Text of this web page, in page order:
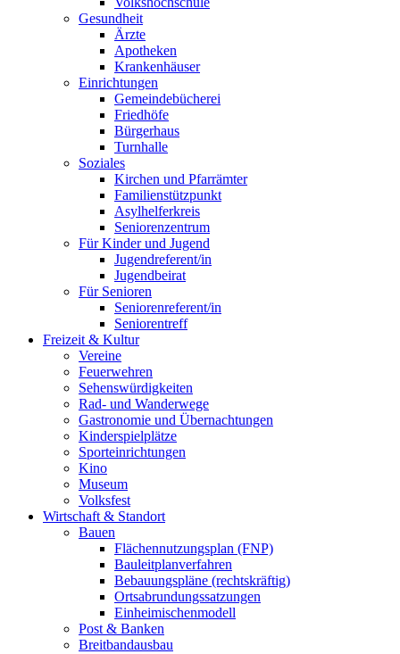
Gesundheit
Ärzte
Apotheken
Krankenhäuser
Einrichtungen
Gemeindebücherei
Friedhöfe
Bürgerhaus
Turnhalle
Soziales
Kirchen und Pfarrämter
Familienstützpunkt
Asylhelferkreis
Seniorenzentrum
Für Kinder und Jugend
Jugendreferent/in
Jugendbeirat
Für Senioren
Seniorenreferent/in
Seniorentreff
Freizeit & Kultur
Vereine
Feuerwehren
Sehenswürdigkeiten
Rad- und Wanderwege
Gastronomie und Übernachtungen
Kinderspielplätze
Sporteinrichtungen
Kino
Museum
Volksfest
Wirtschaft & Standort
Bauen
Flächennutzungsplan (FNP)
Bauleitplanverfahren
Bebauungspläne (rechtskräftig)
Ortsabrundungssatzungen
Einheimischenmodell
Post & Banken
Breitbandausbau